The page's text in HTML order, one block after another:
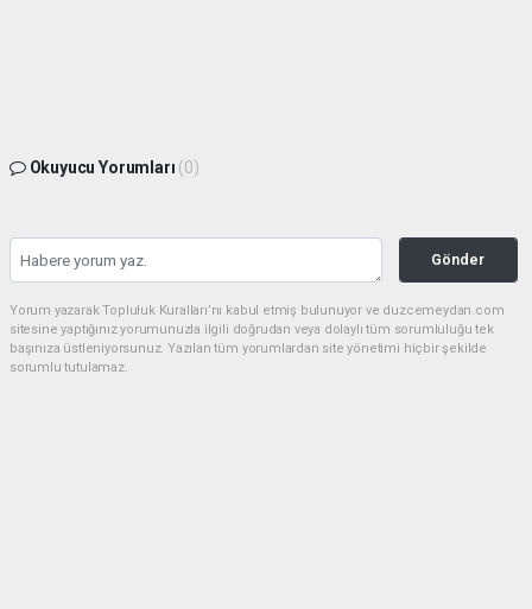
Okuyucu Yorumları (0)
Gönder
Yorum yazarak Topluluk Kuralları’nı kabul etmiş bulunuyor ve duzcemeydan.com
sitesine yaptığınız yorumunuzla ilgili doğrudan veya dolaylı tüm sorumluluğu tek
başınıza üstleniyorsunuz. Yazılan tüm yorumlardan site yönetimi hiçbir şekilde
sorumlu tutulamaz.